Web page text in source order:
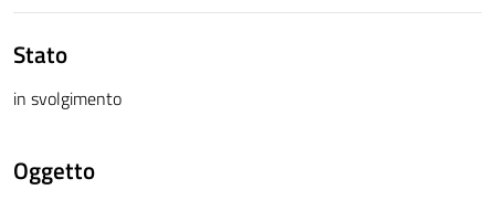
Stato
in svolgimento
Oggetto